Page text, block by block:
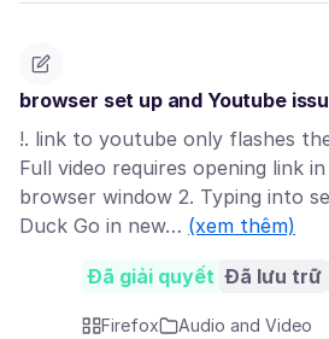
browser set up and Youtube
!. link to youtube only flashes
Full video requires opening link
browser window 2. Typing into
Duck Go in new… (xem thêm)
Đã giải quyết Đã lưu trữ
Firefox
Audio and Video